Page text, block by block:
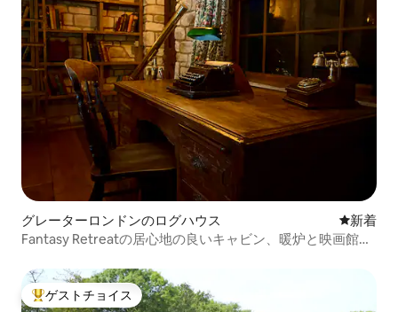
グレーターロンドンのログハウス 新しい宿
新着
Fantasy Retreatの居心地の良いキャビン、暖炉と映画館付
大好評のゲストチョイスです。
ゲストチョイス